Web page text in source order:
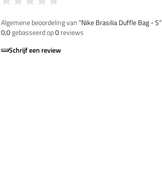
Algemene beoordeling van”Nike Brasilia Duffle Bag - S“
0,0gebasseerd op0reviews
Schrijf een review